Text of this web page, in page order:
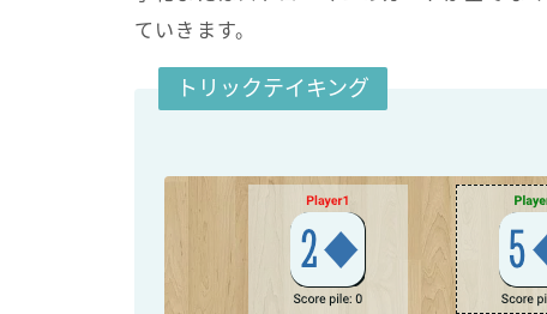
ていきます。
トリックテイキング